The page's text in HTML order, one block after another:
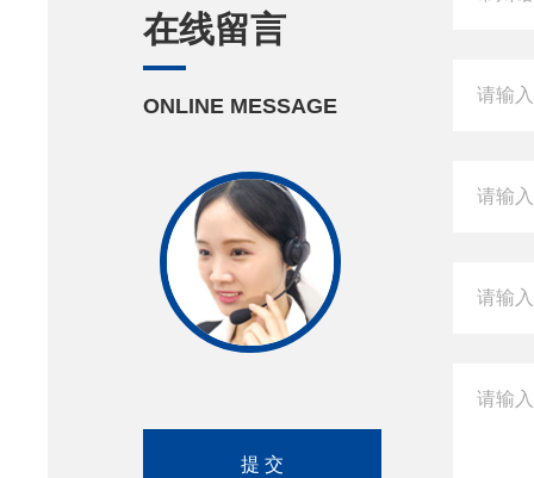
在线留言
ONLINE MESSAGE